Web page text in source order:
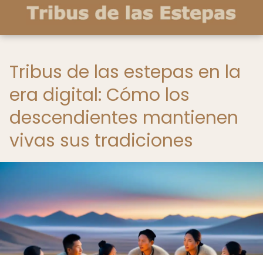
Tribus de las estepas en la
era digital: Cómo los
descendientes mantienen
vivas sus tradiciones